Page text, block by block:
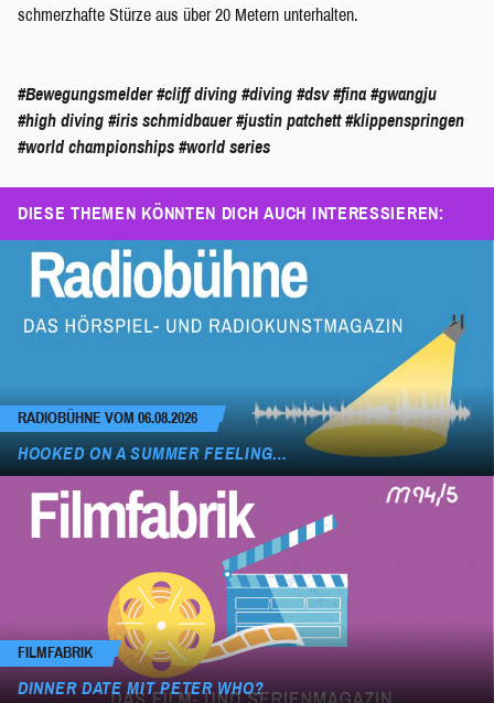
schmerzhafte Stürze aus über 20 Metern unterhalten.
#Bewegungsmelder #cliff diving #diving #dsv #fina #gwangju
#high diving #iris schmidbauer #justin patchett #klippenspringen
#world championships #world series
DIESE THEMEN KÖNNTEN DICH AUCH INTERESSIEREN:
RADIOBÜHNE VOM 06.08.2026
HOOKED ON A SUMMER FEELING…
FILMFABRIK
DINNER DATE MIT PETER WHO?